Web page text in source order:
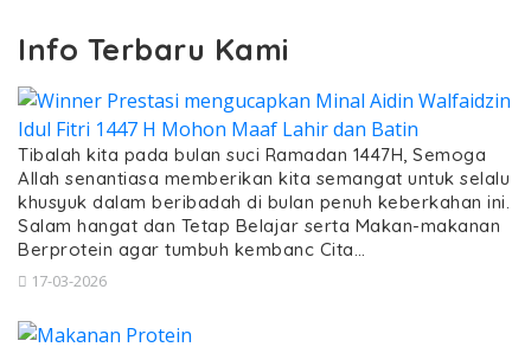
Info Terbaru Kami
Tibalah kita pada bulan suci Ramadan 1447H, Semoga
Allah senantiasa memberikan kita semangat untuk selalu
khusyuk dalam beribadah di bulan penuh keberkahan ini.
Salam hangat dan Tetap Belajar serta Makan-makanan
Berprotein agar tumbuh kembanc Cita…
17-03-2026